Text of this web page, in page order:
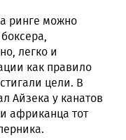
ринге можно
легко и
как правило
цели. В
Айзека у канатов
африканца тот